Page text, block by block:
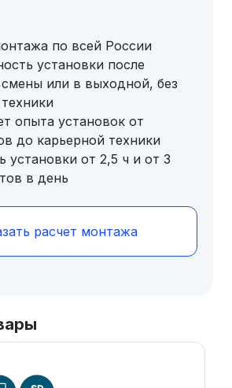
по всей России
установки после
смены или в выходной, без
опыта установок от
до карьерной техники
установки от 2,5 ч и от 3
в день
расчет монтажа